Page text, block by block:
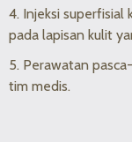
4. Injeksi superfisial
pada lapisan kulit
5. Perawatan
tim medis.